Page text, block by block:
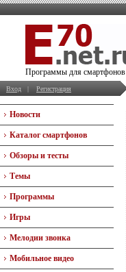
Программы для смартфонов
Вход | Регистрация
Новости
Каталог смартфонов
Обзоры и тесты
Темы
Программы
Игры
Мелодии звонка
Мобильное видео